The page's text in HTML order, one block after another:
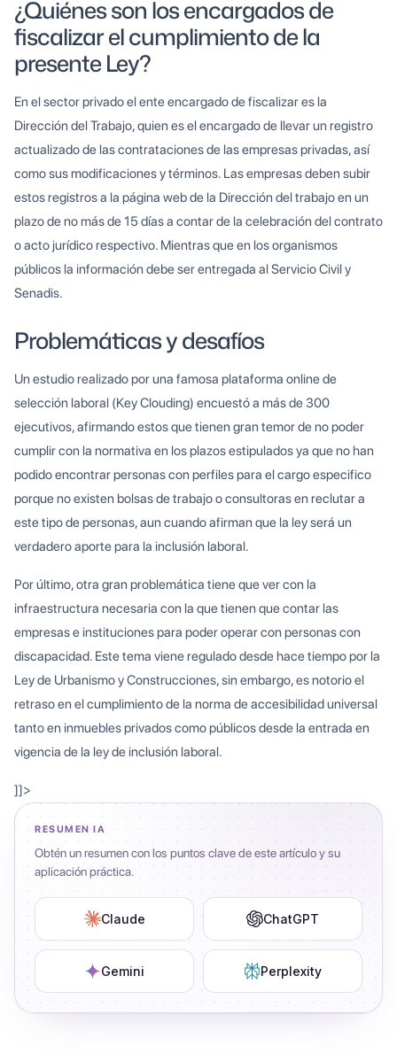
¿Quiénes son los encargados de
fiscalizar el cumplimiento de la
presente Ley?
En el sector privado el ente encargado de fiscalizar es la
Dirección del Trabajo, quien es el encargado de llevar un registro
actualizado de las contrataciones de las empresas privadas, así
como sus modificaciones y términos. Las empresas deben subir
estos registros a la página web de la Dirección del trabajo en un
plazo de no más de 15 días a contar de la celebración del contrato
o acto jurídico respectivo. Mientras que en los organismos
públicos la información debe ser entregada al Servicio Civil y
Senadis.
Problemáticas y desafíos
Un estudio realizado por una famosa plataforma online de
selección laboral (Key Clouding) encuestó a más de 300
ejecutivos, afirmando estos que tienen gran temor de no poder
cumplir con la normativa en los plazos estipulados ya que no han
podido encontrar personas con perfiles para el cargo especifico
porque no existen bolsas de trabajo o consultoras en reclutar a
este tipo de personas, aun cuando afirman que la ley será un
verdadero aporte para la inclusión laboral.
Por último, otra gran problemática tiene que ver con la
infraestructura necesaria con la que tienen que contar las
empresas e instituciones para poder operar con personas con
discapacidad. Este tema viene regulado desde hace tiempo por la
Ley de Urbanismo y Construcciones, sin embargo, es notorio el
retraso en el cumplimiento de la norma de accesibilidad universal
tanto en inmuebles privados como públicos desde la entrada en
vigencia de la ley de inclusión laboral.
]]>
RESUMEN IA
Obtén un resumen con los puntos clave de este artículo y su
aplicación práctica.
Claude ChatGPT
Gemini Perplexity